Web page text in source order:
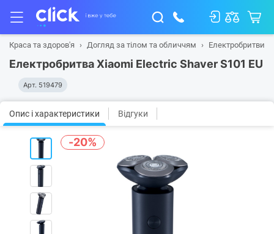
Краса та здоров'я Догляд за тілом та обличчям Електробритви
Електробритва Xiaomi Electric Shaver S101 EU
Арт. 519479
Опис і характеристики Відгуки
-20%